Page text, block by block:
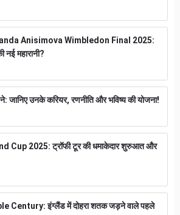
Anisimova Wimbledon Final 2025:
नई महारानी?
जानिए उनके करियर, रणनीति और भविष्य की योजना!
Cup 2025: ट्रॉफी टूर की धमाकेदार शुरुआत और
Century: इंग्लैंड में दोहरा शतक जड़ने वाले पहले